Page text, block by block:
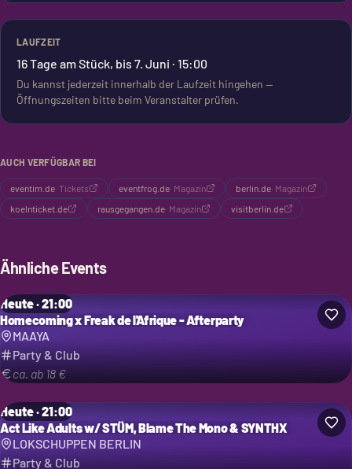
LAUFZEIT
16 Tage am Stück, bis 7. Juni · 15:00
Du kannst jederzeit innerhalb der Laufzeit hingehen —
Öffnungszeiten bitte beim Veranstalter prüfen.
AUCH VERFÜGBAR BEI
eventim.de· Tickets eventfrog.de· Magazin berlin.de· Magazin
koelnticket.de
rausgegangen.de· Magazin visitberlin.de
Ähnliche Events
Heute · 21:00
Homecoming x Freak de l'Afrique - Afterparty
MAAYA
Party & Club
ca. ab 18 €
Heute · 21:00
Act Like Adults w/ STÜM, Blame The Mono & SYNTHX
LOKSCHUPPEN BERLIN
Party & Club